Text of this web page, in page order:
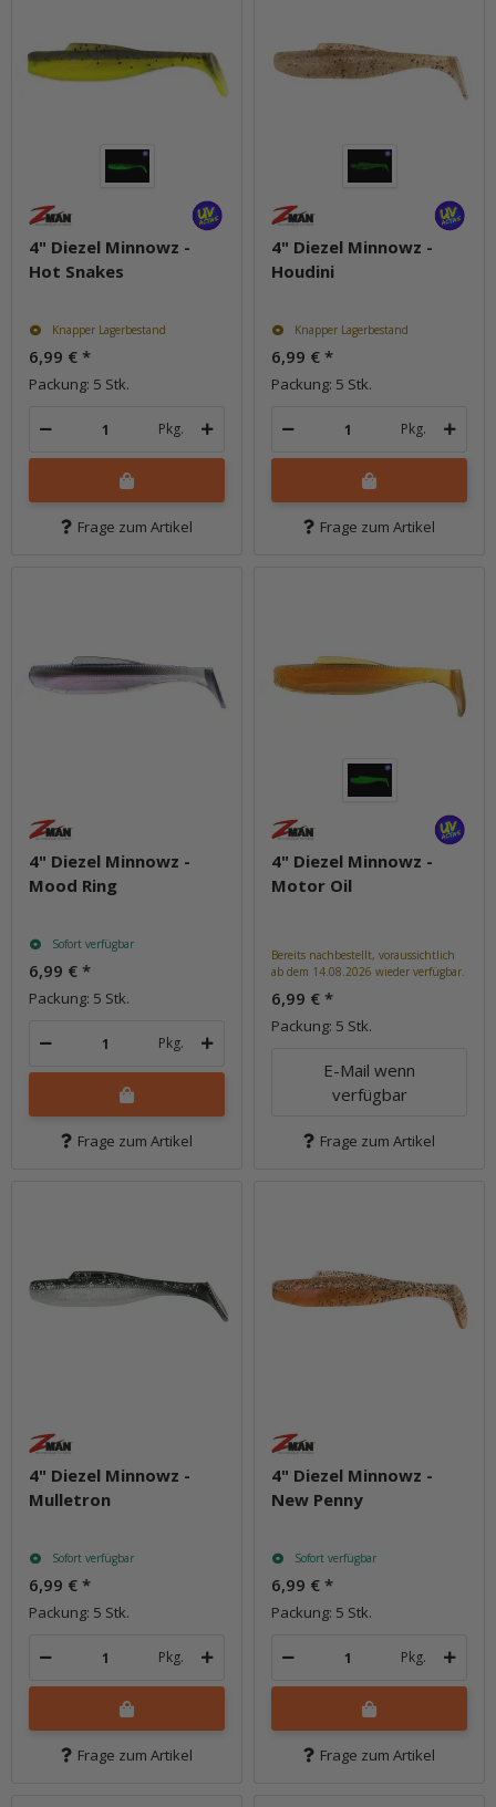
4" Diezel Minnowz -
Hot Snakes
Knapper Lagerbestand
6,99 € *
Packung: 5 Stk.
Pkg.
Frage zum Artikel
4" Diezel Minnowz -
Houdini
Knapper Lagerbestand
6,99 € *
Packung: 5 Stk.
Pkg.
Frage zum Artikel
4" Diezel Minnowz -
Mood Ring
Sofort verfügbar
6,99 € *
Packung: 5 Stk.
Pkg.
Frage zum Artikel
4" Diezel Minnowz -
Motor Oil
Bereits nachbestellt, voraussichtlich
ab dem 14.08.2026 wieder verfügbar.
6,99 € *
Packung: 5 Stk.
E-Mail wenn
verfügbar
Frage zum Artikel
4" Diezel Minnowz -
Mulletron
Sofort verfügbar
6,99 € *
Packung: 5 Stk.
Pkg.
Frage zum Artikel
4" Diezel Minnowz -
New Penny
Sofort verfügbar
6,99 € *
Packung: 5 Stk.
Pkg.
Frage zum Artikel